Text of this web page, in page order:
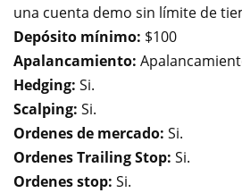
una cuenta demo sin límite de
Depósito mínimo: $100
Apalancamiento:
Hedging: Si.
Scalping: Si.
Ordenes de mercado: Si.
Ordenes Trailing Stop: Si.
Ordenes stop: Si.